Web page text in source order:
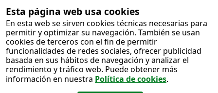
Esta página web usa cookies
En esta web se sirven cookies técnicas necesarias para
permitir y optimizar su navegación. También se usan
cookies de terceros con el fin de permitir
funcionalidades de redes sociales, ofrecer publicidad
basada en sus hábitos de navegación y analizar el
rendimiento y tráfico web. Puede obtener más
información en nuestra Política de cookies.